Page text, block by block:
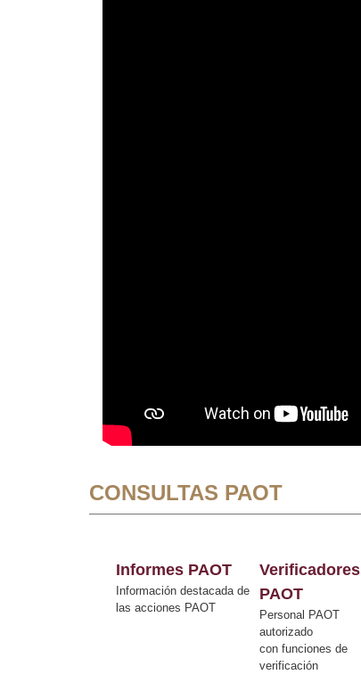
CONSULTAS PAOT
Informes PAOT
Información destacada de
las acciones PAOT
Verificadores
PAOT
Personal PAOT
autorizado
con funciones de
verificación